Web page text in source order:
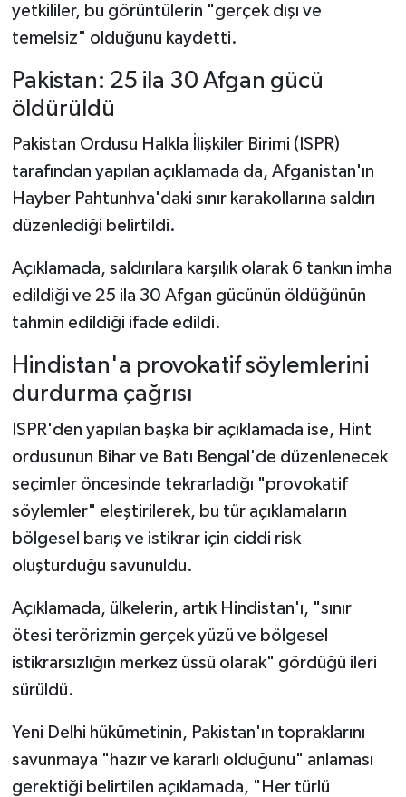
yetkililer, bu görüntülerin "gerçek dışı ve
temelsiz" olduğunu kaydetti.
Pakistan: 25 ila 30 Afgan gücü
öldürüldü
Pakistan Ordusu Halkla İlişkiler Birimi (ISPR)
tarafından yapılan açıklamada da, Afganistan'ın
Hayber Pahtunhva'daki sınır karakollarına saldırı
düzenlediği belirtildi.
Açıklamada, saldırılara karşılık olarak 6 tankın imha
edildiği ve 25 ila 30 Afgan gücünün öldüğünün
tahmin edildiği ifade edildi.
Hindistan'a provokatif söylemlerini
durdurma çağrısı
ISPR'den yapılan başka bir açıklamada ise, Hint
ordusunun Bihar ve Batı Bengal'de düzenlenecek
seçimler öncesinde tekrarladığı "provokatif
söylemler" eleştirilerek, bu tür açıklamaların
bölgesel barış ve istikrar için ciddi risk
oluşturduğu savunuldu.
Açıklamada, ülkelerin, artık Hindistan'ı, "sınır
ötesi terörizmin gerçek yüzü ve bölgesel
istikrarsızlığın merkez üssü olarak" gördüğü ileri
sürüldü.
Yeni Delhi hükümetinin, Pakistan'ın topraklarını
savunmaya "hazır ve kararlı olduğunu" anlaması
gerektiği belirtilen açıklamada, "Her türlü